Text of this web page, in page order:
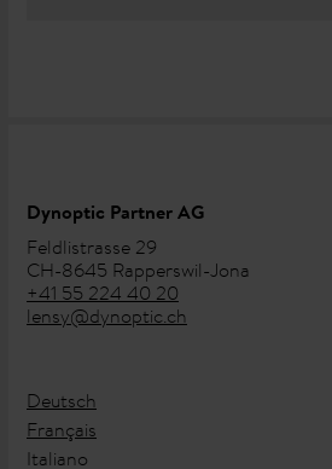
Dynoptic Partner AG
Feldlistrasse 29
CH-8645 Rapperswil-Jona
+41 55 224 40 20
lensy@dynoptic.ch
Deutsch
Français
Italiano